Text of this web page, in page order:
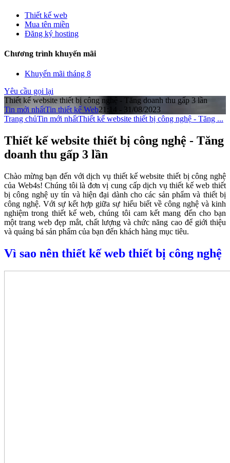
Thiết kế web
Mua tên miền
Đăng ký hosting
Chương trình khuyến mãi
Khuyến mãi tháng 8
Yêu cầu gọi lại
Thiết kế website thiết bị công nghệ - Tăng doanh thu gấp 3 lần
Tin mới nhấtTin thiết kế Web21:14 - 31/08/2023
Trang chủTin mới nhấtThiết kế website thiết bị công nghệ - Tăng ...
Thiết kế website thiết bị công nghệ - Tăng
doanh thu gấp 3 lần
Chào mừng bạn đến với dịch vụ thiết kế website thiết bị công nghệ
của Web4s! Chúng tôi là đơn vị cung cấp dịch vụ thiết kế web thiết
bị công nghệ uy tín và hiện đại dành cho các sản phẩm và thiết bị
công nghệ. Với sự kết hợp giữa sự hiểu biết về công nghệ và kinh
nghiệm trong thiết kế web, chúng tôi cam kết mang đến cho bạn
một trang web đẹp mắt, chất lượng và chức năng cao để giới thiệu
và quảng bá sản phẩm của bạn đến khách hàng mục tiêu.
Vì sao nên thiết kế web thiết bị công nghệ